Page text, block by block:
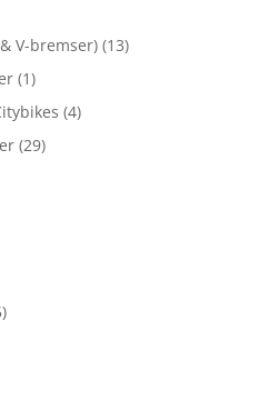
V-bremser) (13)
(1)
(4)
(29)